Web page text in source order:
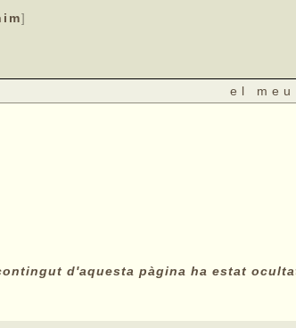
]
el
d'aquesta pàgina ha estat